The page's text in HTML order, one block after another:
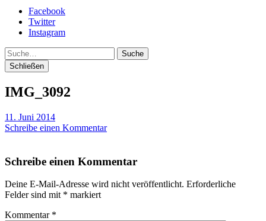
Facebook
Twitter
Instagram
Suche
Schließen
IMG_3092
11. Juni 2014
Schreibe einen Kommentar
Schreibe einen Kommentar
Deine E-Mail-Adresse wird nicht veröffentlicht. Erforderliche
Felder sind mit * markiert
Kommentar *